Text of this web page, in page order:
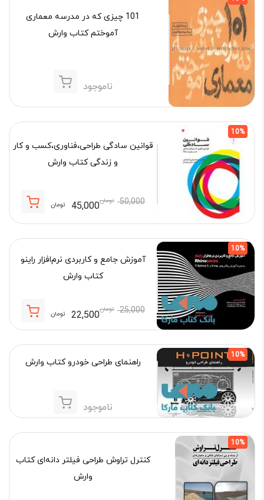
101 چیزی که در مدرسه معماری
آموختم کتاب وارش
ناموجود
10%
قوانین سادگی طراحی،فناوری،کسب و کار
و زندگی کتاب وارش
50,000 تومان
بود.
45,000 تومان
10%
آموزش جامع و کاربردی نرم‌افزار راینو
کتاب وارش
25,000 تومان
قیمت
بود.
22,500 تومان
قیمت
10%
راهنمای طراحی خودرو کتاب وارش
ناموجود
10%
کنترل تراوش طراحی فیلتر دانه‌ای کتاب
وارش